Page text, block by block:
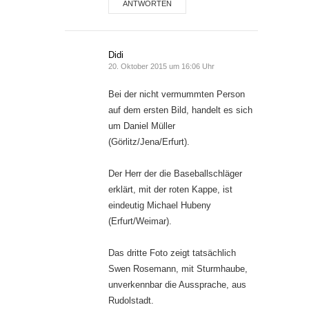
ANTWORTEN
Didi
20. Oktober 2015 um 16:06 Uhr
Bei der nicht vermummten Person
auf dem ersten Bild, handelt es sich
um Daniel Müller
(Görlitz/Jena/Erfurt).
Der Herr der die Baseballschläger
erklärt, mit der roten Kappe, ist
eindeutig Michael Hubeny
(Erfurt/Weimar).
Das dritte Foto zeigt tatsächlich
Swen Rosemann, mit Sturmhaube,
unverkennbar die Aussprache, aus
Rudolstadt.